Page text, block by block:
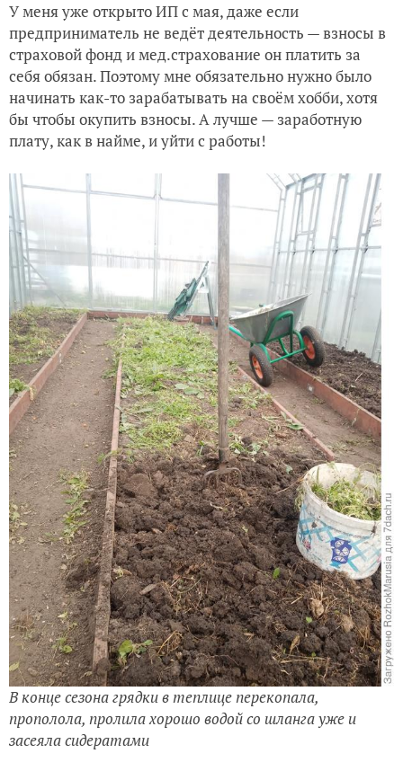
У меня уже открыто ИП с мая, даже если
предприниматель не ведёт деятельность — взносы в
страховой фонд и мед.страхование он платить за
себя обязан. Поэтому мне обязательно нужно было
начинать как-то зарабатывать на своём хобби, хотя
бы чтобы окупить взносы. А лучше — заработную
плату, как в найме, и уйти с работы!
В конце сезона грядки в теплице перекопала,
прополола, пролила хорошо водой со шланга уже и
засеяла сидератами